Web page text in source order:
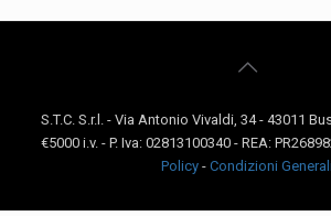
S.T.C. S.r.l. - Via Antonio Vivaldi, 34 - 43011
€5000 i.v. - P. Iva: 02813100340 - REA:
Policy - Condizioni Generali